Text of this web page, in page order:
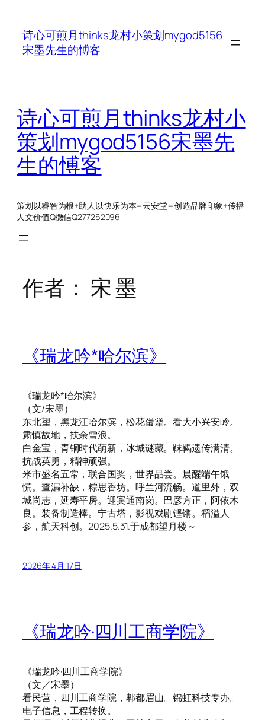
诗心可煎月thinks龙村小策划mygod5156
宋墨先生的愽客
诗心可煎月thinks龙村小
策划mygod5156宋墨先
生的愽客
策划以睿智为根+助人以快乐为本=云安堂=创造品牌印象+传播
人文价值Q微信Q277262096
作者： 宋 墨
《瑞龙吟*哈尔滨》
《瑞龙吟*哈尔滨》
（文/宋墨）
东北望，黑龙江哈尔滨，松花蛋犟。看大小兴安岭。
肃慎故地，扶余雪浪。
白金宝，青铜时代萌新，冰城谜藏。靺鞨遗传满清。
抗战英勇，精神顽强。
米市盛名五常，联合国奖，世界品尝。晨醒端午饿
慌。查漏补缺，粽思香坊。呼兰河流畅。道里外，双
城尚志，延寿平房。迎宾通南岗。巴彦方正，阿依木
良。装备制造棒。宁古塔，影视戏剧铿锵。稻溢人
参，航天科创。2025.5.31.于成都望月楼～
2026年 4月 17日
《瑞龙吟·四川工商学院》
《瑞龙吟·四川工商学院》
（文／宋墨）
看民营，四川工商学院，郫都眉山。锦虹科技专办。
电子信息，工程转换。